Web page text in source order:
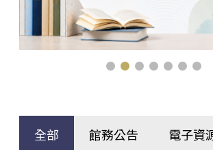
全部 館務公告 電子資